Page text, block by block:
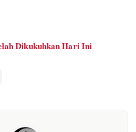
Dikukuhkan Hari Ini